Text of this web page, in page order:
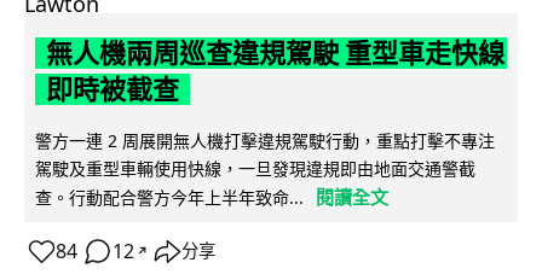
無人機兩周巡查違規駕駛 重型車走快線
即時被截查
警方一連 2 周展開無人機打擊違規駕駛行動，重點打擊不專注
駕駛及重型車輛使用快線，一旦發現違規即由地面交通警截
查。行動配合警方今年上半年致命...
閱讀全文
84 12 ↗ 分享